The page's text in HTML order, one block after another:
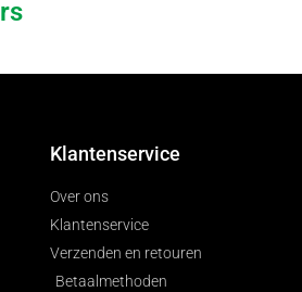
Klantenservice
Over ons
Klantenservice
Verzenden en retouren
Betaalmethoden